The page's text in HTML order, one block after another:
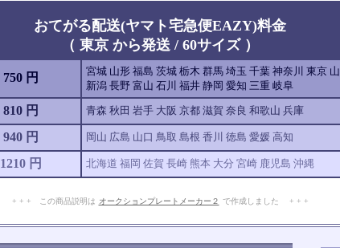
おてがる配送(ヤマト宅急便EAZY)料金
（ 東京 から発送 / 60サイズ ）
750 円
宮城 山形 福島 茨城 栃木 群馬 埼玉 千葉 神奈川 東京
新潟 長野 富山 石川 福井 静岡 愛知 三重 岐阜
810 円 青森 秋田 岩手 大阪 京都 滋賀 奈良 和歌山 兵庫
940 円 岡山 広島 山口 鳥取 島根 香川 徳島 愛媛 高知
1210 円 北海道 福岡 佐賀 長崎 熊本 大分 宮崎 鹿児島 沖縄
+ + + この商品説明は オークションプレートメーカー２ で作成しました + + +